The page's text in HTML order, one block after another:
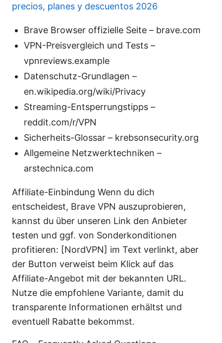
precios, planes y descuentos 2026
Brave Browser offizielle Seite – brave.com
VPN-Preisvergleich und Tests –
vpnreviews.example
Datenschutz-Grundlagen –
en.wikipedia.org/wiki/Privacy
Streaming-Entsperrungstipps –
reddit.com/r/VPN
Sicherheits-Glossar – krebsonsecurity.org
Allgemeine Netzwerktechniken –
arstechnica.com
Affiliate-Einbindung Wenn du dich
entscheidest, Brave VPN auszuprobieren,
kannst du über unseren Link den Anbieter
testen und ggf. von Sonderkonditionen
profitieren: [NordVPN] im Text verlinkt, aber
der Button verweist beim Klick auf das
Affiliate-Angebot mit der bekannten URL.
Nutze die empfohlene Variante, damit du
transparente Informationen erhältst und
eventuell Rabatte bekommst.